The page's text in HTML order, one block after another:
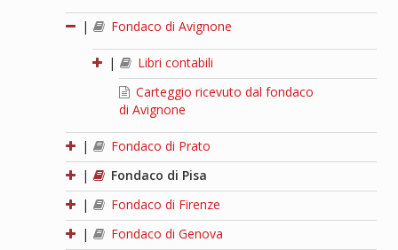
| Fondaco di Avignone
|
Libri contabili
Carteggio ricevuto dal fondaco
di Avignone
|
Fondaco di Prato
|
Fondaco di Pisa
|
Fondaco di Firenze
|
Fondaco di Genova